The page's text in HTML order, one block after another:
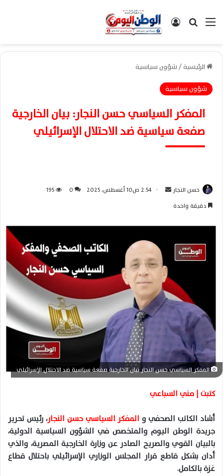
القائمةبحث عن تسجيل الدخول
الرئيسية/شؤون سياسية
شؤون سياسية
المفكر السياسي حسن النجار: بيان الخارجية
صفعة سياسية ضد الاحتلال الإسرائيلي
حسن النجار
ل
ي
د
ا
إ
ل
ن
ا
2:54 ص10 أغسطس، 2025 0
195
دقيقة واحدة
المفكر السياسي حسن النجار بيان الخارجية صفعة سياسية ضد الاحتلال الإسرائيلي
كتبت | مني السباعي
أشاد الكاتب الصحفي والمفكر السياسي حسن النجار، رئيس تحرير
جريدة الوطن اليوم والمتخصص في الشؤون السياسية الدولية،
بالبيان القوي والصريح الصادر عن وزارة الخارجية المصرية، والذي
أدان بشكل قاطع قرار المجلس الوزاري الإسرائيلي باحتلال قطاع
غزة بالكامل.